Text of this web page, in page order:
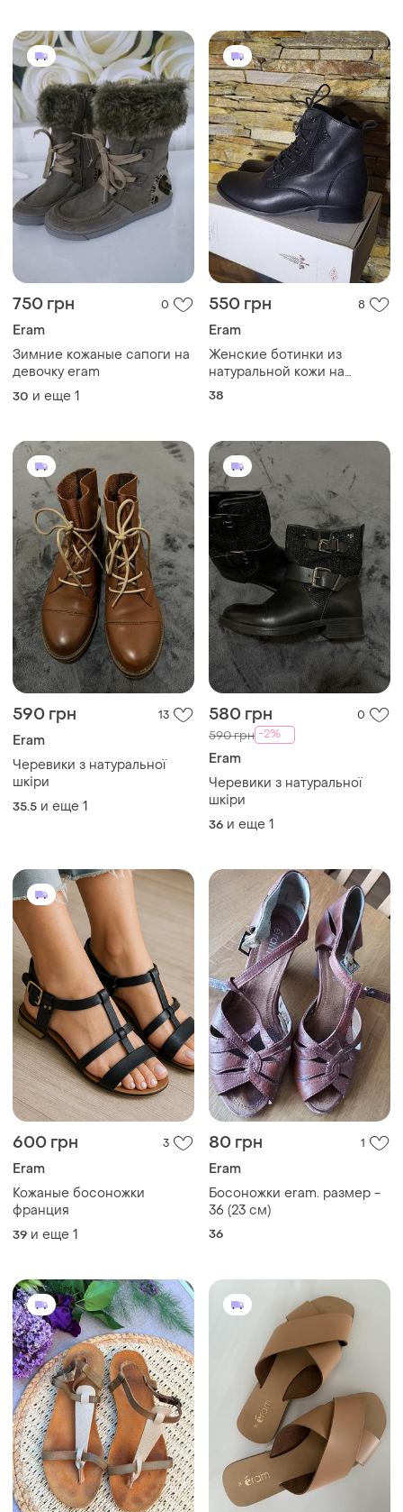
750 грн 0
Eram
Зимние кожаные сапоги на
девочку eram
30 и еще 1
550 грн 8
Eram
Женские ботинки из
натуральной кожи на
шнуровке.
38
590 грн 13
Eram
Черевики з натуральної
шкіри
35.5 и еще 1
580 грн 0
590 грн -2%
Eram
Черевики з натуральної
шкіри
36 и еще 1
600 грн 3
Eram
Кожаные босоножки
франция
39 и еще 1
80 грн 1
Eram
Босоножки eram. размер -
36 (23 см)
36